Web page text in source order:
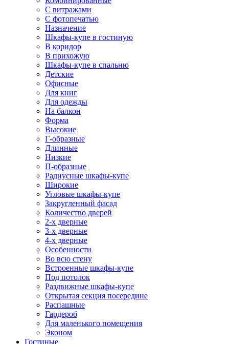
С витражами
С фотопечатью
Назначение
Шкафы-купе в гостиную
В коридор
В прихожую
Шкафы-купе в спальню
Детские
Офисные
Для книг
Для одежды
На балкон
Форма
Высокие
Г-образные
Длинные
Низкие
П-образные
Радиусные шкафы-купе
Широкие
Угловые шкафы-купе
Закругленный фасад
Количество дверей
2-х дверные
3-х дверные
4-х дверные
Особенности
Во всю стену
Встроенные шкафы-купе
Под потолок
Раздвижные шкафы-купе
Открытая секция посередине
Распашные
Гардероб
Для маленького помещения
Эконом
Гостиные